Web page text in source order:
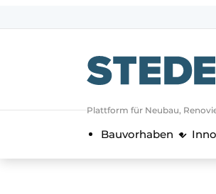
Allgemeine
Autorisierung
Unternehmen
Plattform für Neubau,
Bauvorhaben